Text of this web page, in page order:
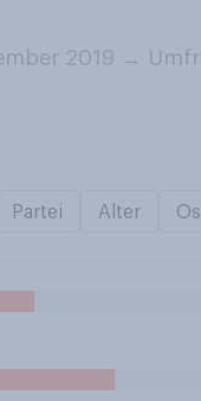
2019 →
Partei Alter